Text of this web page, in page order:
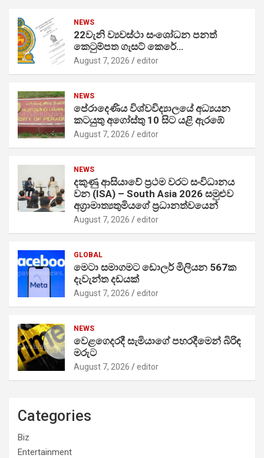
NEWS
22වැනි ව්‍යවස්ථා සංශෝධන පනත්
කෙටුම්පත ගැසට් කෙරේ…
August 7, 2026 editor
NEWS
පේරාදෙණිය විශ්වවිද්‍යාලයේ අධ්‍යයන
කටයුතු අගෝස්තු 10 සිට යළි ඇරඹේ
August 7, 2026 editor
NEWS
දකුණු ආසියාවේ ප්‍රථම වරට සංවිධානය
වන (ISA) – South Asia 2026 සමුළුව
අග්‍රාමාත්‍යතුමියගේ ප්‍රධානත්වයෙන්
August 7, 2026 editor
GLOBAL
මෙටා සමාගමට ඩොලර් මිලියන 567ක
දැවැන්ත දඩයක්
August 7, 2026 editor
NEWS
වෙළගෙදරදී සැමියාගේ පහරදීමෙන් බිරිඳ
මරුට
August 7, 2026 editor
Categories
Biz
Entertainment